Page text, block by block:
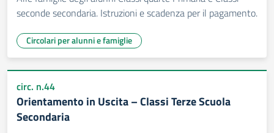
seconde secondaria. Istruzioni e scadenza per il pagamento.
Circolari per alunni e famiglie
circ. n.44
Orientamento in Uscita – Classi Terze Scuola
Secondaria